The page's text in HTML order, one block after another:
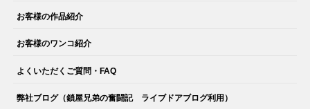
お客様の作品紹介
お客様のワンコ紹介
よくいただくご質問・FAQ
弊社ブログ（鎖屋兄弟の奮闘記 ライブドアブログ利用）